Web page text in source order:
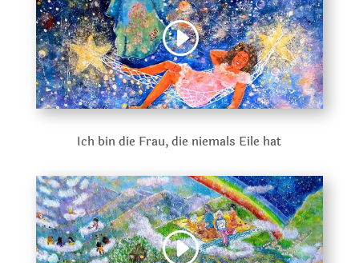
Ich bin die Frau, die niemals Eile hat